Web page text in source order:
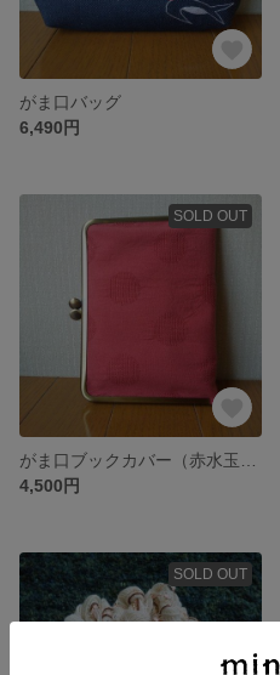
がま口バッグ
6,490円
SOLD OUT
4,500円
SOLD OUT